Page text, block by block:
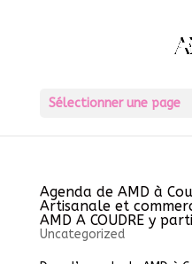
Sélectionner une page
Agenda de AMD à
Artisanale et
AMD A COUDRE y
Uncategorized